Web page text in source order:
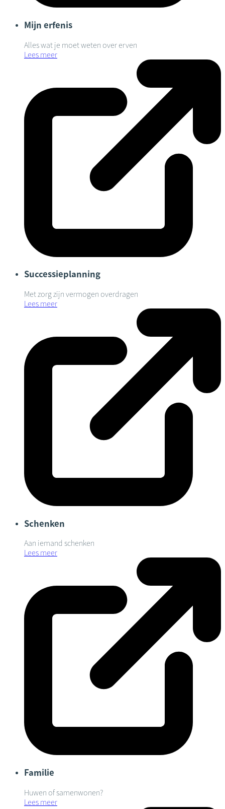
Mijn erfenis
Alles wat je moet weten over erven
Lees meer
Successieplanning
Met zorg zijn vermogen overdragen
Lees meer
Schenken
Aan iemand schenken
Lees meer
Familie
Huwen of samenwonen?
Lees meer